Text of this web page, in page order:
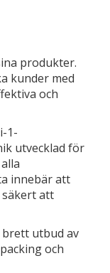
produkter.
kunder med
och
1-
utvecklad för
innebär att
att
utbud av
och